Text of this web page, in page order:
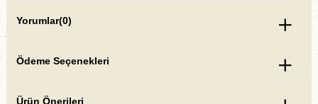
Yorumlar(0)
Ödeme Seçenekleri
Ürün Önerileri